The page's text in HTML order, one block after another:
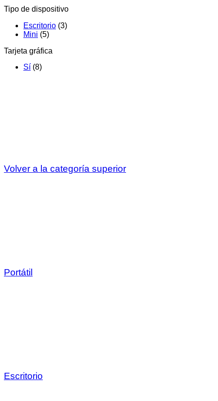
Tipo de dispositivo
Escritorio (3)
Mini (5)
Tarjeta gráfica
Sí (8)
Volver a la categoría superior
Portátil
Escritorio